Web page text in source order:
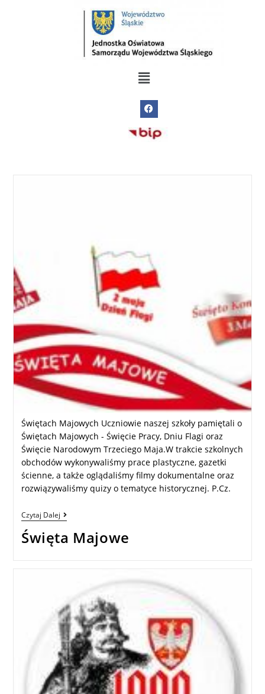
Świętach Majowych Uczniowie naszej szkoły pamiętali o
Świętach Majowych - Święcie Pracy, Dniu Flagi oraz
Święcie Narodowym Trzeciego Maja.W trakcie szkolnych
obchodów wykonywaliśmy prace plastyczne, gazetki
ścienne, a także oglądaliśmy filmy dokumentalne oraz
rozwiązywaliśmy quizy o tematyce historycznej. P.Cz.
Czytaj Dalej
Święta Majowe